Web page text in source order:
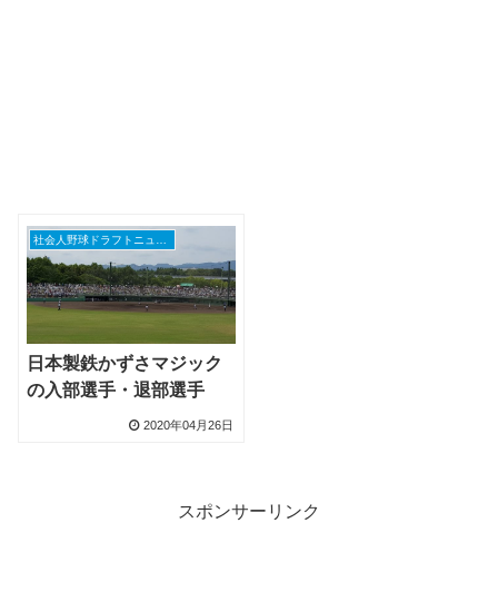
日本製鉄かずさマジック
の入部選手・退部選手
2020年04月26日
スポンサーリンク